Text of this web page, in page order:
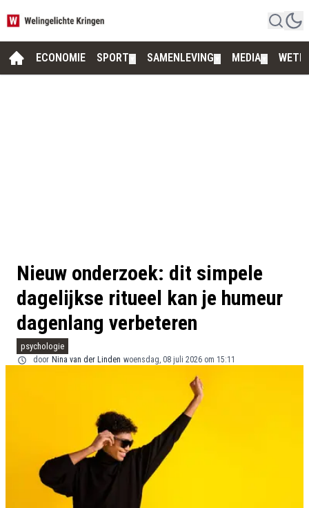
ECONOMIE SPORT SAMENLEVING MEDIA
Nieuw onderzoek: dit simpele
dagelijkse ritueel kan je humeur
dagenlang verbeteren
psychologie
door Nina van der Linden woensdag, 08 juli 2026 om 15:11